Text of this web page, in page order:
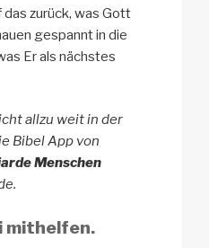
das zurück, was Gott
gespannt in die
Er als nächstes
allzu weit in der
Bibel App von
Menschen
mithelfen.